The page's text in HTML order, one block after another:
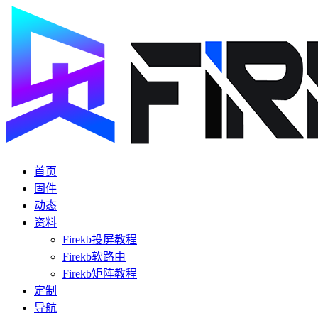
首页
固件
动态
资料
Firekb投屏教程
Firekb软路由
Firekb矩阵教程
定制
导航